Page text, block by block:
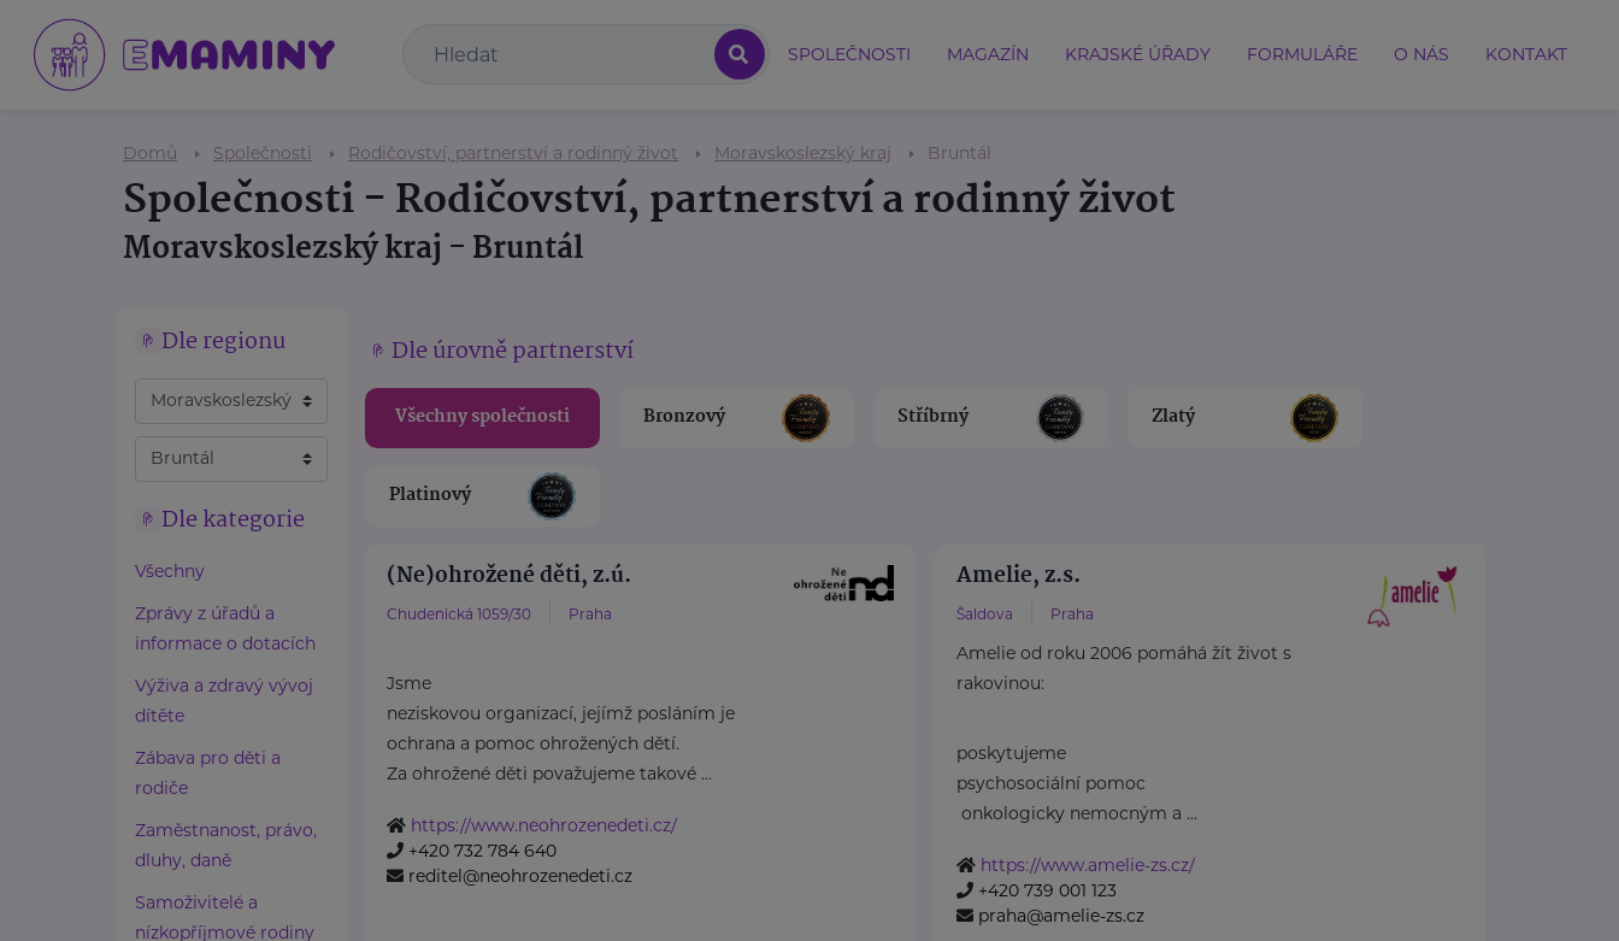
SPOLEČNOSTI MAGAZÍN KRAJSKÉ ÚŘADY FORMULÁŘE O NÁS KONTAKT
Domů Společnosti Rodičovství, partnerství a rodinný život Moravskoslezský kraj Bruntál
Společnosti - Rodičovství, partnerství a rodinný život
Moravskoslezský kraj - Bruntál
Dle regionu
Dle kategorie
Všechny
Zprávy z úřadů a
informace o dotacích
Výživa a zdravý vývoj
dítěte
Zábava pro děti a
rodiče
Zaměstnanost, právo,
dluhy, daně
Samoživitelé a
nízkopříjmové rodiny
Dle úrovně partnerství
Všechny společnosti Bronzový Stříbrný Zlatý
Platinový
(Ne)ohrožené děti, z.ú.
Chudenická 1059/30 Praha
Jsme
neziskovou organizací, jejímž posláním je
ochrana a pomoc ohrožených dětí.
Za ohrožené děti považujeme takové ...
https://www.neohrozenedeti.cz/
+420 732 784 640
reditel@neohrozenedeti.cz
Amelie, z.s.
Šaldova Praha
Amelie od roku 2006 pomáhá žít život s
rakovinou:
poskytujeme
psychosociální pomoc
onkologicky nemocným a ...
https://www.amelie-zs.cz/
+420 739 001 123
praha@amelie-zs.cz